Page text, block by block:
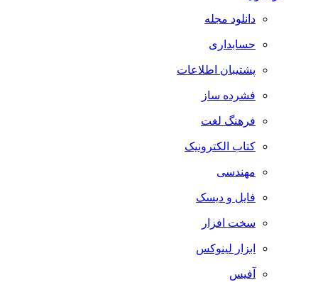
دانلود مجله
حسابداری
پشتیبان اطلاعات
فشرده ساز
فرهنگ لغت
کتاب الکترونیک
مهندسی
فایل و دیسک
سخت افزار
ابزار لینوکس
آفیس